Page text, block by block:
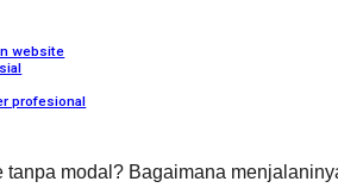
website
profesional
modal? Bagaimana